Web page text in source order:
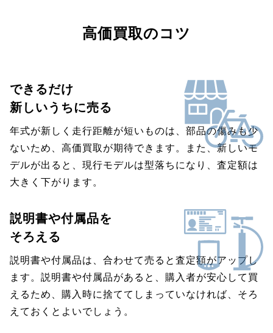
高価買取のコツ
できるだけ
新しいうちに売る
年式が新しく走行距離が短いものは、部品の傷みも少
ないため、高価買取が期待できます。また、新しいモ
デルが出ると、現行モデルは型落ちになり、査定額は
大きく下がります。
説明書や付属品を
そろえる
説明書や付属品は、合わせて売ると査定額がアップし
ます。説明書や付属品があると、購入者が安心して買
えるため、購入時に捨ててしまっていなければ、そろ
えておくとよいでしょう。